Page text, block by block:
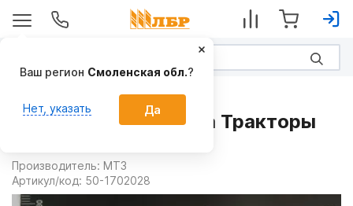
Вилка 50-1702028 на Тракторы
Производитель: МТЗ
Артикул/код: 50-1702028
Ваш регион Смоленская обл.?
Нет, указать Да